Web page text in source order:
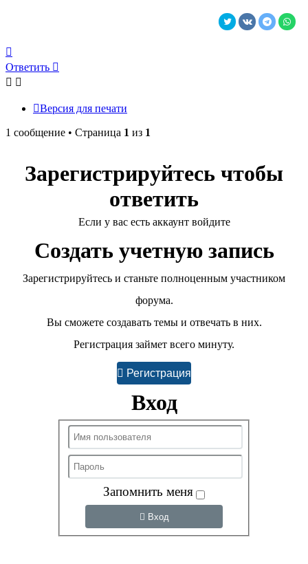
к
началу
Ответить
Версия для печати
1 сообщение • Страница 1 из 1
Зарегистрируйтесь чтобы
ответить
Если у вас есть аккаунт войдите
Создать учетную запись
Зарегистрируйтесь и станьте полноценным участником
форума.
Вы сможете создавать темы и отвечать в них.
Регистрация займет всего минуту.
Регистрация
Вход
Запомнить меня
Вход